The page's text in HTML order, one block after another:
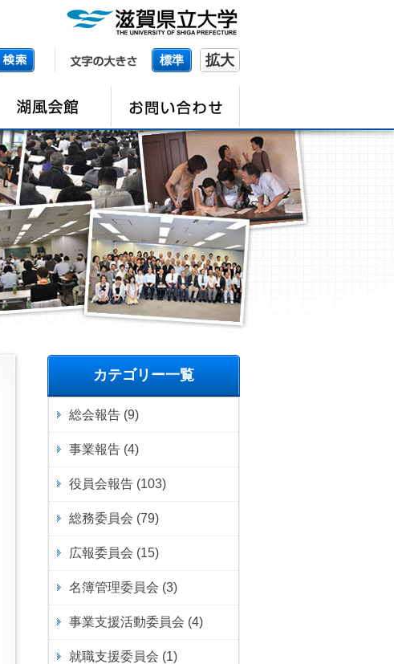
標準 拡大
カテゴリー一覧
総会報告 (9)
事業報告 (4)
役員会報告 (103)
総務委員会 (79)
広報委員会 (15)
名簿管理委員会 (3)
事業支援活動委員会 (4)
就職支援委員会 (1)